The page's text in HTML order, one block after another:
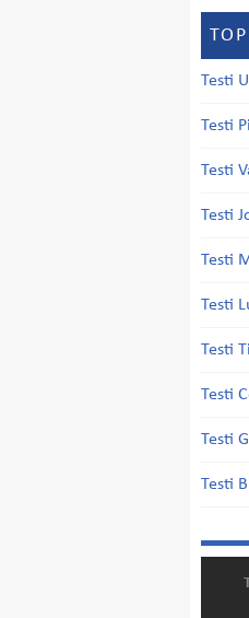
Testi
Testi
Testi
Testi
Testi
Testi
Testi
Testi
Testi
Testi